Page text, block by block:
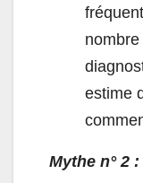
estime
Mythe n° 2